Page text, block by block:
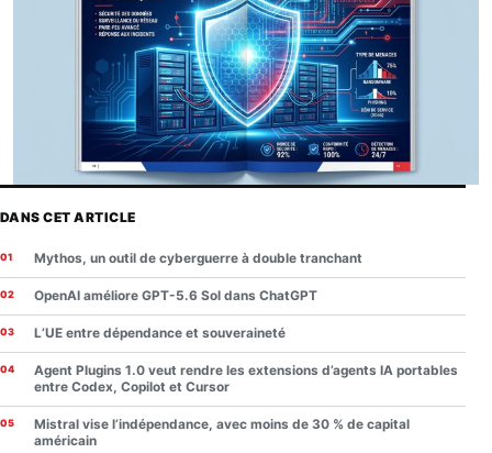
DANS CET ARTICLE
Mythos, un outil de cyberguerre à double tranchant
OpenAI améliore GPT-5.6 Sol dans ChatGPT
L’UE entre dépendance et souveraineté
Agent Plugins 1.0 veut rendre les extensions d’agents IA portables
entre Codex, Copilot et Cursor
Mistral vise l’indépendance, avec moins de 30 % de capital
américain